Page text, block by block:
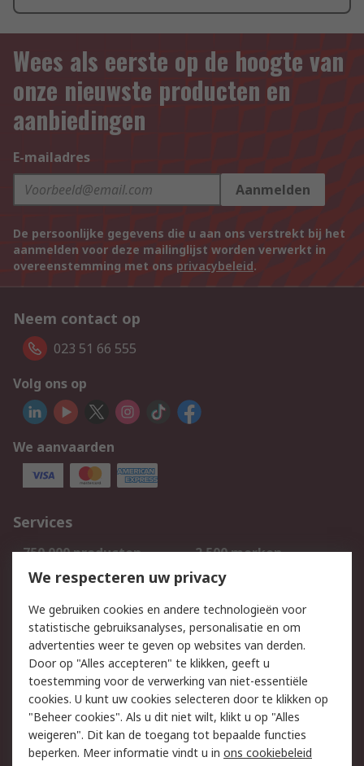
Wees als eerste op de hoogte van
onze nieuwste producten en
aanbiedingen
E-mailadres
Aanmelden
De persoonlijke gegevens die u aan ons verstrekt bij het
aanmelden voor deze mailinglijst worden verwerkt in
overeenstemming met ons privacybeleid.
Neem contact op
023 51 66 555
Volg ons op
We aanvaarden
Services
750.000 producten
2.500 merken
Bestellen
Inkoopoplossingen
Track & Trace
Wettelijk
Cookiebeleid
Email veiligheid
Privacybeleid
Websitevoorwaarden
Algemene
verkoopvoorwaarden
We respecteren uw privacy
We gebruiken cookies en andere technologieën voor
statistische gebruiksanalyses, personalisatie en om
advertenties weer te geven op websites van derden.
Door op "Alles accepteren" te klikken, geeft u
toestemming voor de verwerking van niet-essentiële
cookies. U kunt uw cookies selecteren door te klikken op
"Beheer cookies". Als u dit niet wilt, klikt u op "Alles
weigeren". Dit kan de toegang tot bepaalde functies
beperken. Meer informatie vindt u in ons cookiebeleid